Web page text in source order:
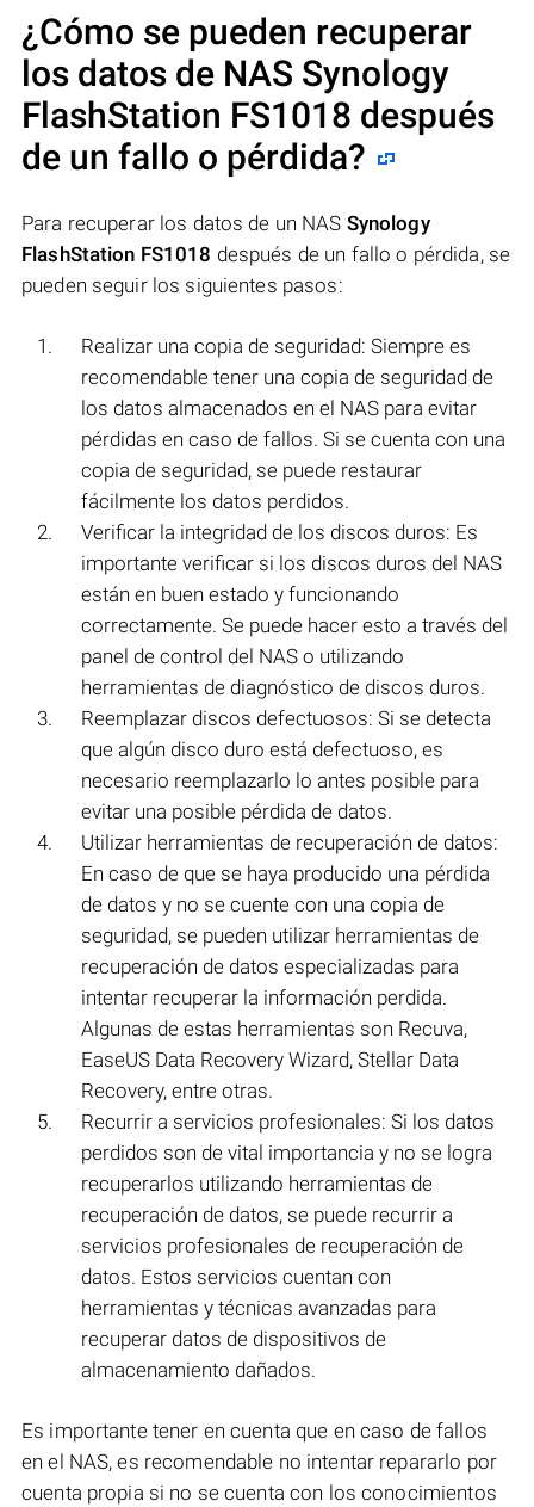
¿Cómo se pueden recuperar
los datos de NAS Synology
FlashStation FS1018 después
de un fallo o pérdida?
Para recuperar los datos de un NAS Synology
FlashStation FS1018 después de un fallo o pérdida, se
pueden seguir los siguientes pasos:
Realizar una copia de seguridad: Siempre es
recomendable tener una copia de seguridad de
los datos almacenados en el NAS para evitar
pérdidas en caso de fallos. Si se cuenta con una
copia de seguridad, se puede restaurar
fácilmente los datos perdidos.
Verificar la integridad de los discos duros: Es
importante verificar si los discos duros del NAS
están en buen estado y funcionando
correctamente. Se puede hacer esto a través del
panel de control del NAS o utilizando
herramientas de diagnóstico de discos duros.
Reemplazar discos defectuosos: Si se detecta
que algún disco duro está defectuoso, es
necesario reemplazarlo lo antes posible para
evitar una posible pérdida de datos.
Utilizar herramientas de recuperación de datos:
En caso de que se haya producido una pérdida
de datos y no se cuente con una copia de
seguridad, se pueden utilizar herramientas de
recuperación de datos especializadas para
intentar recuperar la información perdida.
Algunas de estas herramientas son Recuva,
EaseUS Data Recovery Wizard, Stellar Data
Recovery, entre otras.
Recurrir a servicios profesionales: Si los datos
perdidos son de vital importancia y no se logra
recuperarlos utilizando herramientas de
recuperación de datos, se puede recurrir a
servicios profesionales de recuperación de
datos. Estos servicios cuentan con
herramientas y técnicas avanzadas para
recuperar datos de dispositivos de
almacenamiento dañados.
Es importante tener en cuenta que en caso de fallos
en el NAS, es recomendable no intentar repararlo por
cuenta propia si no se cuenta con los conocimientos